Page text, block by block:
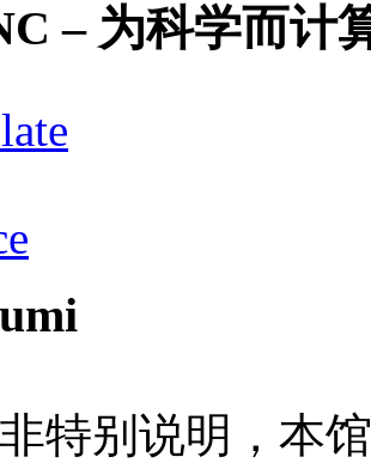
– 为科学而计
特别说明，本